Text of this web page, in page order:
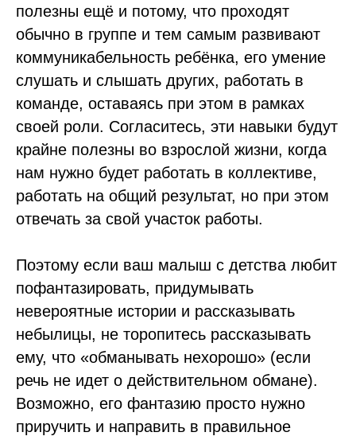
полезны ещё и потому, что проходят
обычно в группе и тем самым развивают
коммуникабельность ребёнка, его умение
слушать и слышать других, работать в
команде, оставаясь при этом в рамках
своей роли. Согласитесь, эти навыки будут
крайне полезны во взрослой жизни, когда
нам нужно будет работать в коллективе,
работать на общий результат, но при этом
отвечать за свой участок работы.
Поэтому если ваш малыш с детства любит
пофантазировать, придумывать
невероятные истории и рассказывать
небылицы, не торопитесь рассказывать
ему, что «обманывать нехорошо» (если
речь не идет о действительном обмане).
Возможно, его фантазию просто нужно
приручить и направить в правильное